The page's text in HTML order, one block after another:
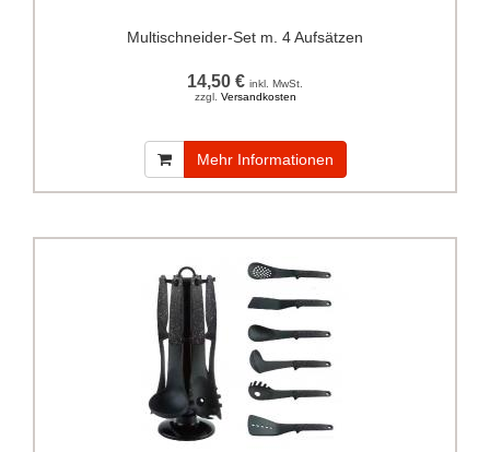
Multischneider-Set m. 4 Aufsätzen
14,50 € inkl. MwSt.
zzgl. Versandkosten
Mehr Informationen